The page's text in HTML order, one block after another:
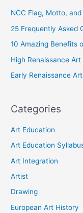
NCC Flag, Motto,
25 Frequently Asked
10 Amazing Benefits
High Renaissance Art
Early Renaissance Art
Categories
Art Education
Art Education
Art Integration
Artist
Drawing
European Art History